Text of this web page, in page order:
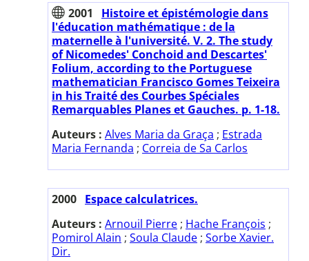
2001
Histoire et épistémologie dans
l'éducation mathématique : de la
maternelle à l'université. V. 2. The study
of Nicomedes' Conchoid and Descartes'
Folium, according to the Portuguese
mathematician Francisco Gomes Teixeira
in his Traité des Courbes Spéciales
Remarquables Planes et Gauches. p. 1-18.
Auteurs : Alves Maria da Graça ; Estrada
Maria Fernanda ; Correia de Sa Carlos
2000 Espace calculatrices.
Auteurs : Arnouil Pierre ; Hache François ;
Pomirol Alain ; Soula Claude ; Sorbe Xavier.
Dir.